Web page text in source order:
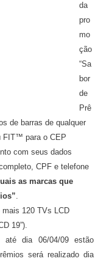
da
pro
mo
ção
“Sa
bor
de
Prê
de barras de qualquer
FIT™ para o CEP
com seus dados
CPF e telefone
as marcas que
.
120 TVs LCD
19”).
até dia 06/04/09 estão
será realizado dia